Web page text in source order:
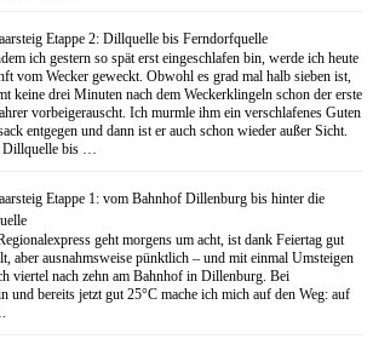
Etappe 2: Dillquelle bis Ferndorfquelle
ich gestern so spät erst eingeschlafen bin, werde ich heute
vom Wecker geweckt. Obwohl es grad mal halb sieben ist,
keine drei Minuten nach dem Weckerklingeln schon der erste
vorbeigerauscht. Ich murmle ihm ein verschlafenes Guten
entgegen und dann ist er auch schon wieder außer Sicht.
Dillquelle bis …
Etappe 1: vom Bahnhof Dillenburg bis hinter die
geht morgens um acht, ist dank Feiertag gut
aber ausnahmsweise pünktlich – und mit einmal Umsteigen
viertel nach zehn am Bahnhof in Dillenburg. Bei
und bereits jetzt gut 25°C mache ich mich auf den Weg: auf